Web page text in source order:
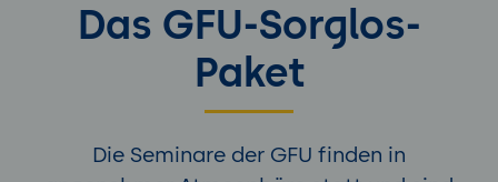
Das GFU-Sorglos-
Paket
Die Seminare der GFU finden in